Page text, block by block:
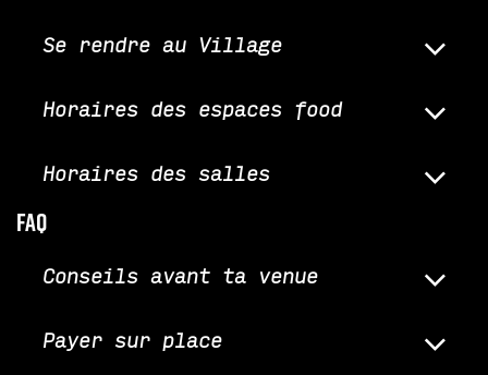
Se rendre au Village
Horaires des espaces food
Horaires des salles
faq
Conseils avant ta venue
Payer sur place